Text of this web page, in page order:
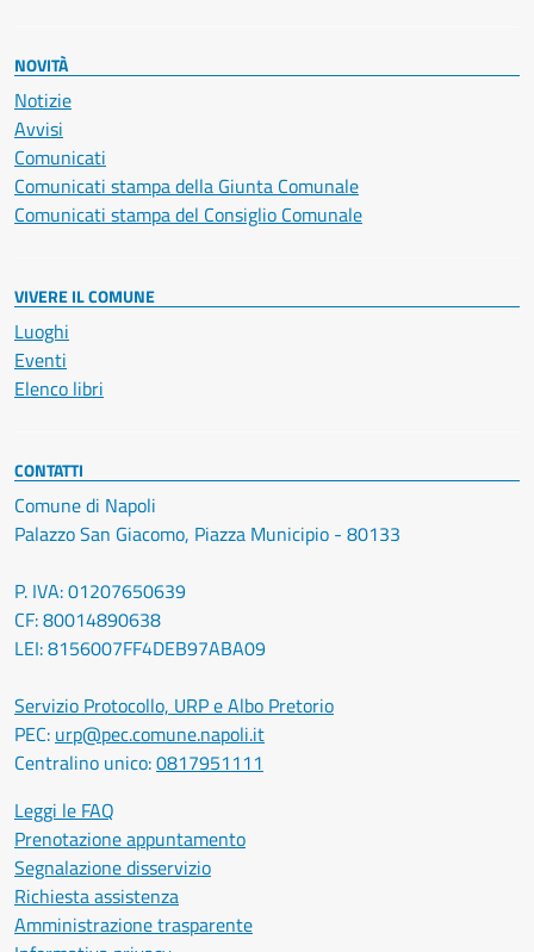
NOVITÀ
Notizie
Avvisi
Comunicati
Comunicati stampa della Giunta Comunale
Comunicati stampa del Consiglio Comunale
VIVERE IL COMUNE
Luoghi
Eventi
Elenco libri
CONTATTI
Comune di Napoli
Palazzo San Giacomo, Piazza Municipio - 80133
P. IVA: 01207650639
CF: 80014890638
LEI: 8156007FF4DEB97ABA09
Servizio Protocollo, URP e Albo Pretorio
PEC: urp@pec.comune.napoli.it
Centralino unico:0817951111
Leggi le FAQ
Prenotazione appuntamento
Segnalazione disservizio
Richiesta assistenza
Amministrazione trasparente